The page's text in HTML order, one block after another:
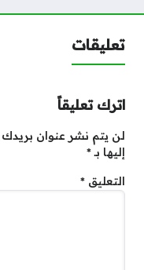
تعليقات
اترك تعليقاً
لن يتم نشر عنوان بريدك
إليها بـ*
التعليق *